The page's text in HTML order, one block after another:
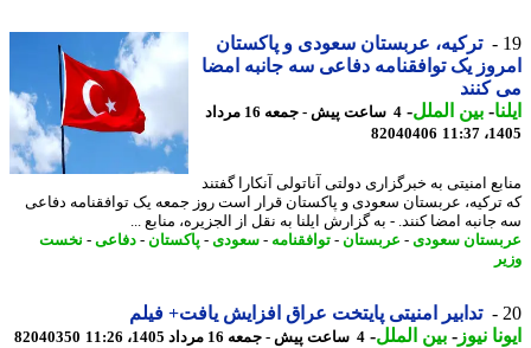
ترکیه، عربستان سعودی و پاکستان
یک توافقنامه دفاعی سه جانبه امضا
کنند
-بین الملل-
4 ساعت پیش - جمعه 16 مرداد
82040406
امنیتی به خبرگزاری دولتی آناتولی آنکارا گفتند
عربستان سعودی و پاکستان قرار است روز جمعه یک توافقنامه دفاعی
امضا کنند. - به گزارش ایلنا به نقل از الجزیره، منابع ...
سعودی-عربستان-توافقنامه-سعودی-پاکستان-دفاعی-نخست
تدابیر امنیتی پایتخت عراق افزایش یافت+ فیلم
نیوز-بین الملل-4 ساعت پیش - جمعه 16 مرداد 1405، 11:26 82040350